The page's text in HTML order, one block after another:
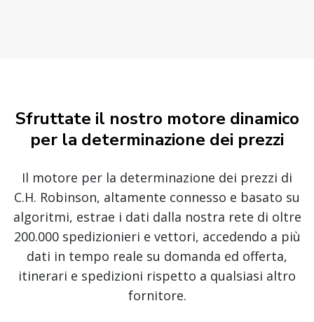
Sfruttate il nostro motore dinamico
per la determinazione dei prezzi
Il motore per la determinazione dei prezzi di
C.H. Robinson, altamente connesso e basato su
algoritmi, estrae i dati dalla nostra rete di oltre
200.000 spedizionieri e vettori, accedendo a più
dati in tempo reale su domanda ed offerta,
itinerari e spedizioni rispetto a qualsiasi altro
fornitore.